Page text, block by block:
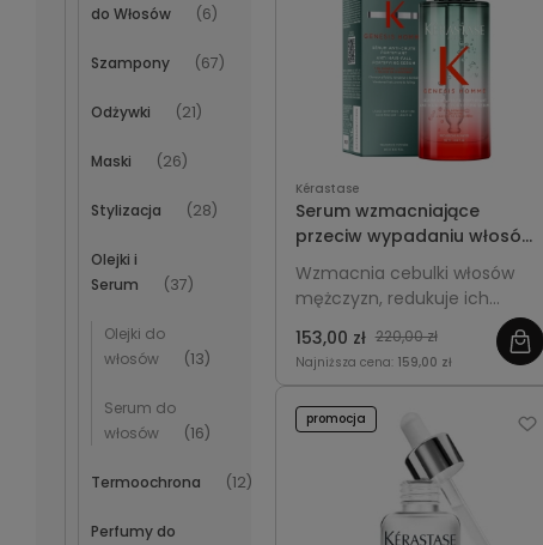
do Włosów
(6)
Szampony (67)
Odżywki (21)
Maski (26)
Stylizacja (28)
Olejki i
Serum
(37)
Olejki do
włosów
(13)
Serum do
włosów
(16)
Termoochrona (12)
Perfumy do
Kérastase
Serum wzmacniające
przeciw wypadaniu włosów
dla mężczyzn - Kérastase
Genesis Homme 90ml
Wzmacnia cebulki włosów
mężczyzn, redukuje ich
wypadanie i stymuluje wzrost,
poprawiając gęstość i
kondycję pasm.
153,00 zł 220,00 zł
Najniższa cena: 159,00 zł
promocja